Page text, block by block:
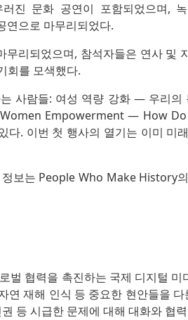
진 문화 공연이 포함되었으며,
연으로 마무리되었다.
무리되었으며, 참석자들은 연사 및
회를 모색했다.
사람들: 여성 역량 강화 — 우리의
Empowerment — How Do
다. 이번 첫 행사의 열기는 이미 미
보는 People Who Make History
벌 협력을 촉진하는 국제 디지털
연 재해 인식 등 중요한 현안들을
등 시급한 문제에 대해 대화와 협